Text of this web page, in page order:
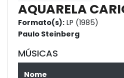
AQUARELA
Formato(s): LP (1985)
Paulo Steinberg
MÚSICAS
Nome